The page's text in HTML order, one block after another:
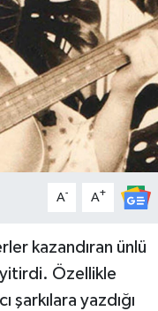
A- A+
kazandıran ünlü
yitirdi. Özellikle
şarkılara yazdığı